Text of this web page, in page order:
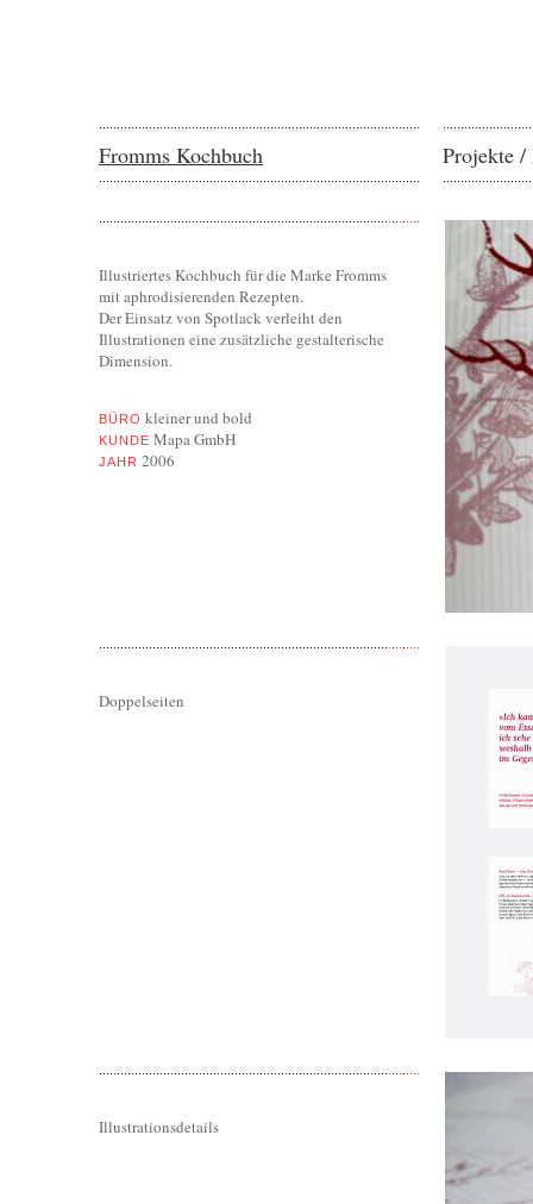
Fromms Kochbuch Projekte /
Illustriertes Kochbuch für die Marke Fromms
mit aphrodisierenden Rezepten.
Der Einsatz von Spotlack verleiht den
Illustrationen eine zusätzliche gestalterische
Dimension.
BÜRO kleiner und bold
KUNDE Mapa GmbH
JAHR 2006
Doppelseiten
Illustrationsdetails